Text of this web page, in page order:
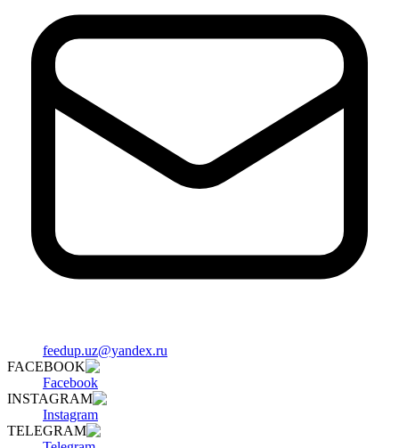
feedup.uz@yandex.ru
FACEBOOK
Facebook
INSTAGRAM
Instagram
TELEGRAM